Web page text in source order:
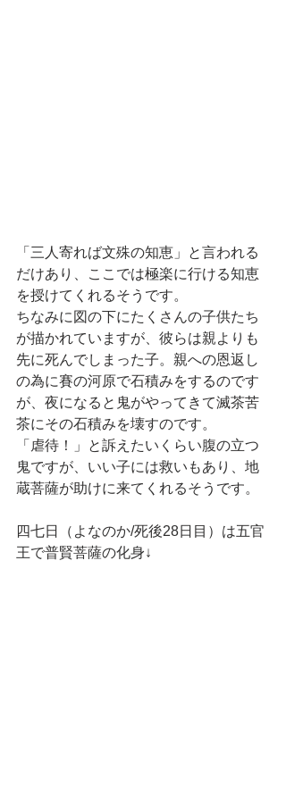
「三人寄れば文殊の知恵」と言われる
だけあり、ここでは極楽に行ける知恵
を授けてくれるそうです。
ちなみに図の下にたくさんの子供たち
が描かれていますが、彼らは親よりも
先に死んでしまった子。親への恩返し
の為に賽の河原で石積みをするのです
が、夜になると鬼がやってきて滅茶苦
茶にその石積みを壊すのです。
「虐待！」と訴えたいくらい腹の立つ
鬼ですが、いい子には救いもあり、地
蔵菩薩が助けに来てくれるそうです。
四七日（よなのか/死後28日目）は五官
王で普賢菩薩の化身↓